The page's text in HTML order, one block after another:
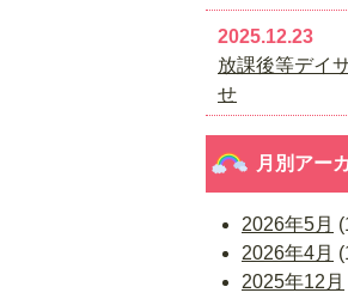
2025.12.23
放課後等デイ
せ
月別アー
2026年5月
2026年4月
2025年12月